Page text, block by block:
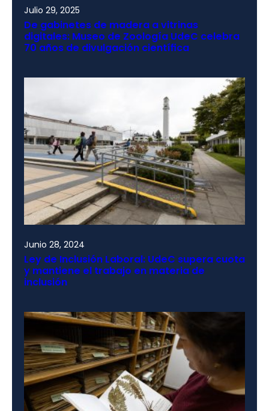
Julio 29, 2025
De gabinetes de madera a vitrinas
digitales: Museo de Zoología UdeC celebra
70 años de divulgación científica
Junio 28, 2024
Ley de Inclusión Laboral: UdeC supera cuota
y mantiene el trabajo en materia de
inclusión